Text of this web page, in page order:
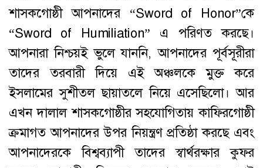
শাসকগোষ্ঠী আপনাদের “Sword of Honor”কে
“Sword of Humiliation” এ পরিণত করছে।
আপনারা নিশ্চয়ই ভুলে যাননি, আপনাদের পূর্বসূরীরা
তাদের তরবারী দিয়ে এই অঞ্চলকে মুক্ত করে
ইসলামের সুশীতল ছায়াতলে নিয়ে এসেছিলো। আর
এখন দালাল শাসকগোষ্ঠীর সহযোগিতায় কাফিরগোষ্ঠী
ক্রমাগত আপনাদের উপর নিয়ন্ত্রণ প্রতিষ্ঠা করছে এবং
আপনাদেরকে বিশ্বব্যাপী তাদের স্বার্থরক্ষার কুফর